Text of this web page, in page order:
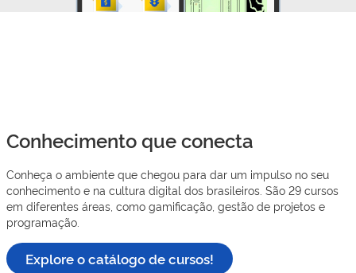
Conhecimento que conecta
Conheça o ambiente que chegou para dar um impulso no seu
conhecimento e na cultura digital dos brasileiros. São 29 cursos
em diferentes áreas, como gamificação, gestão de projetos e
programação.
Explore o catálogo de cursos!